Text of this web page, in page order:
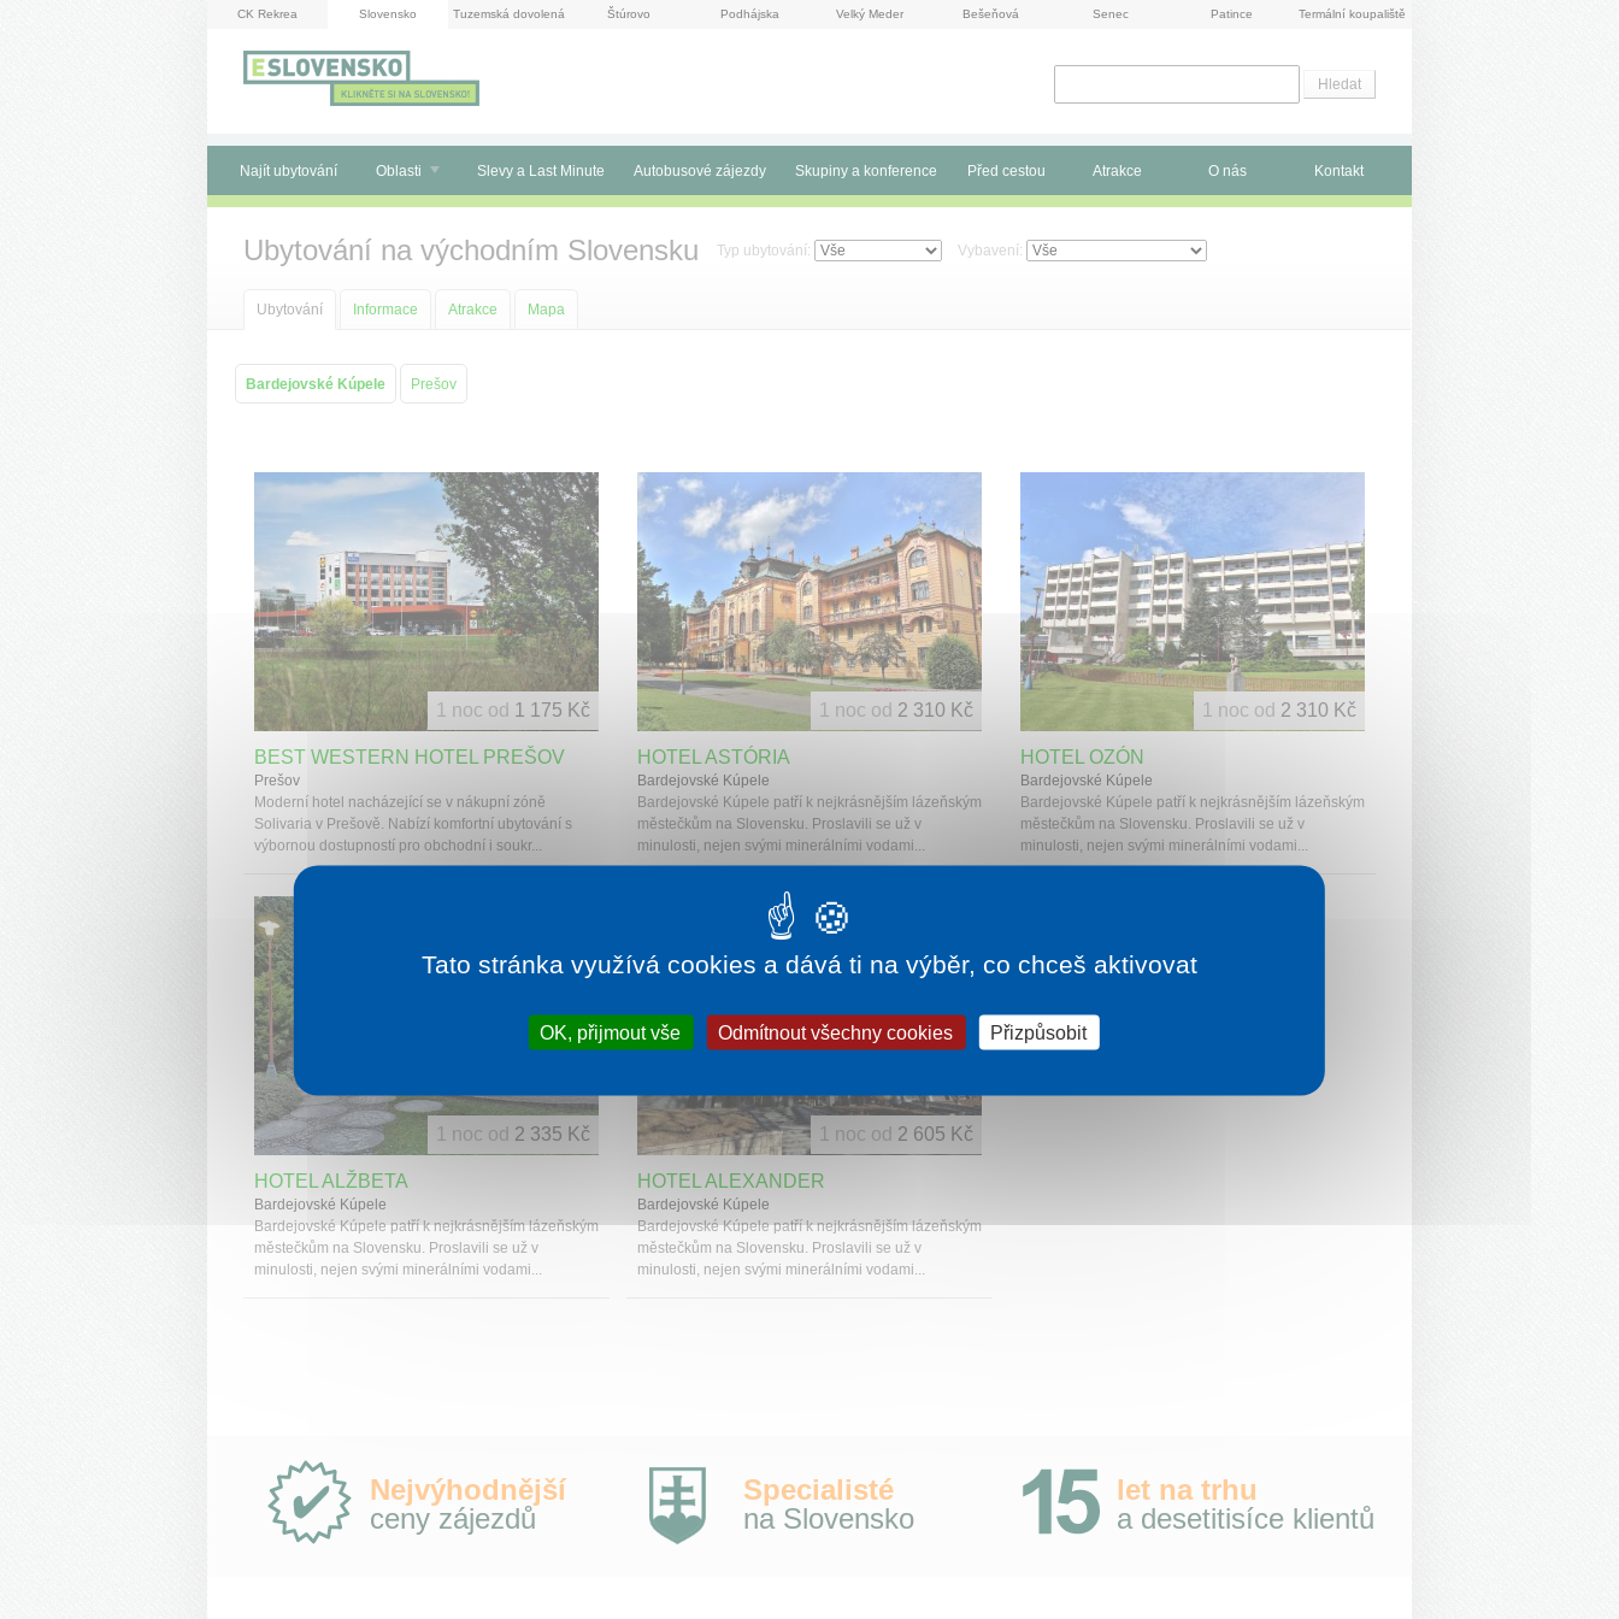
CK Rekrea Slovensko Tuzemská dovolená Štúrovo Podhájska Velký Meder Bešeňová Senec Patince Termální koupaliště
Najít ubytování Oblasti Slevy a Last Minute Autobusové zájezdy Skupiny a konference Před cestou Atrakce O nás Kontakt
Ubytování na východním Slovensku Typ ubytování: Vybavení:
Ubytování Informace Atrakce Mapa
Bardejovské Kúpele Prešov
BEST WESTERN HOTEL PREŠOV
Prešov
Moderní hotel nacházející se v nákupní zóně
Solivaria v Prešově. Nabízí komfortní ubytování s
výbornou dostupností pro obchodní i soukr...
1 noc od 1 175 Kč
HOTEL ASTÓRIA
Bardejovské Kúpele
Bardejovské Kúpele patří k nejkrásnějším lázeňským
městečkům na Slovensku. Proslavili se už v
minulosti, nejen svými minerálními vodami...
1 noc od 2 310 Kč
HOTEL OZÓN
Bardejovské Kúpele
Bardejovské Kúpele patří k nejkrásnějším lázeňským
městečkům na Slovensku. Proslavili se už v
minulosti, nejen svými minerálními vodami...
1 noc od 2 310 Kč
HOTEL ALŽBETA
Bardejovské Kúpele
Bardejovské Kúpele patří k nejkrásnějším lázeňským
městečkům na Slovensku. Proslavili se už v
minulosti, nejen svými minerálními vodami...
1 noc od 2 335 Kč
HOTEL ALEXANDER
Bardejovské Kúpele
Bardejovské Kúpele patří k nejkrásnějším lázeňským
městečkům na Slovensku. Proslavili se už v
minulosti, nejen svými minerálními vodami...
1 noc od 2 605 Kč
Proč
e-
Slovensko.cz?
Nejvýhodnější
ceny zájezdů
Specialisté
na Slovensko
let na trhu
a desetitisíce klientů
Tato stránka využívá cookies a dává ti na výběr, co chceš aktivovat
OK, přijmout vše Odmítnout všechny cookies Přizpůsobit